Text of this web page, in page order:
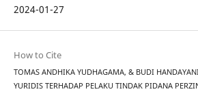
2024-01-27
How to Cite
TOMAS ANDHIKA YUDHAGAMA, & BUDI
YURIDIS TERHADAP PELAKU TINDAK PIDANA